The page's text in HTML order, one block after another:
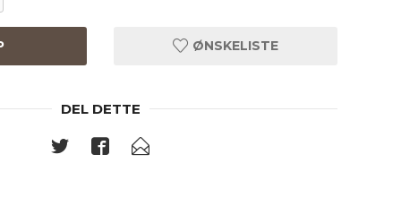
ØNSKELISTE
DEL DETTE